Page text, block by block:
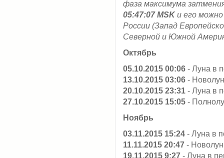
фаза максимума
05:47:07 MSK и его
России (Запад
Северной и Южной
Октябрь
05.10.2015 00:06 - Луна в
13.10.2015 03:06 -
20.10.2015 23:31 - Луна в
27.10.2015 15:05 -
Ноябрь
03.11.2015 15:24 - Луна в
11.11.2015 20:47 -
19.11.2015 9:27 - Луна в